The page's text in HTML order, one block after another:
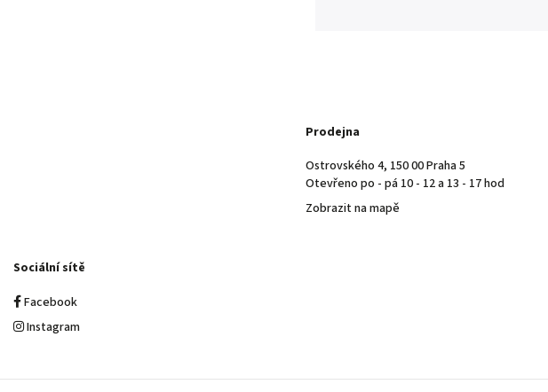
Prodejna
Ostrovského 4, 150 00 Praha 5
Otevřeno po - pá 10 - 12 a 13 - 17 hod
Zobrazit na mapě
Sociální sítě
Facebook
Instagram